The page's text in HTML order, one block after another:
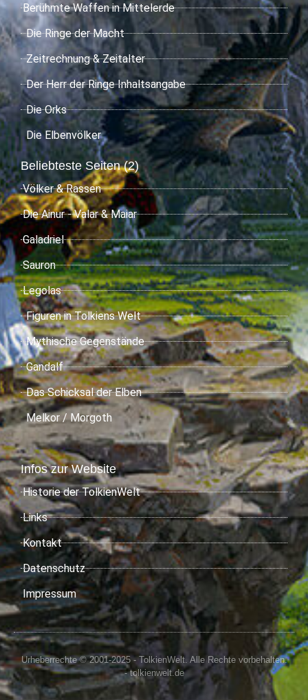
Berühmte Waffen in Mittelerde
Die Ringe der Macht
Zeitrechnung & Zeitalter
Der Herr der Ringe Inhaltsangabe
Die Orks
Die Elbenvölker
Beliebteste Seiten (2)
Völker & Rassen
Die Ainur - Valar & Maiar
Galadriel
Sauron
Legolas
Figuren in Tolkiens Welt
Mythische Gegenstände
Gandalf
Das Schicksal der Elben
Melkor / Morgoth
Infos zur Website
Historie der TolkienWelt
Links
Kontakt
Datenschutz
Impressum
Urheberrechte © 2001-2025 - TolkienWelt. Alle Rechte vorbehalten.
- tolkienwelt.de